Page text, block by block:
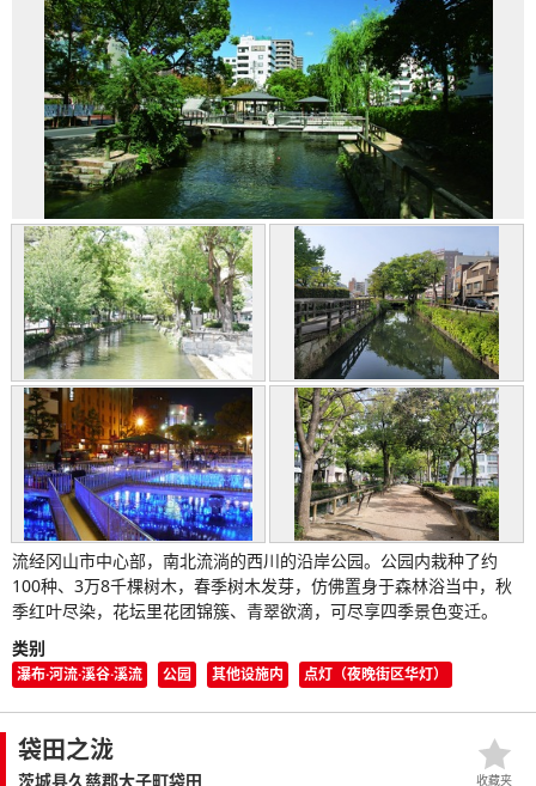
流经冈山市中心部，南北流淌的西川的沿岸公园。公园内栽种了约
100种、3万8千棵树木，春季树木发芽，仿佛置身于森林浴当中，秋
季红叶尽染，花坛里花团锦簇、青翠欲滴，可尽享四季景色变迁。
类别
瀑布·河流·溪谷·溪流 公园 其他设施内 点灯（夜晚街区华灯）
袋田之泷
茨城县久慈郡大子町袋田 收藏夹